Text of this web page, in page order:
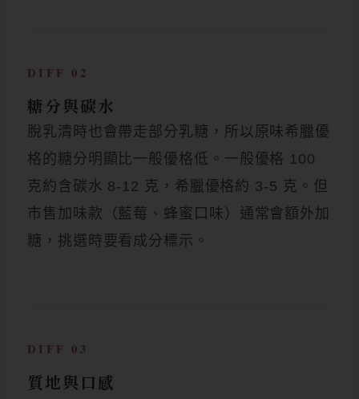
DIFF 02
糖分與碳水
脫乳清時也會帶走部分乳糖，所以原味希臘優
格的糖分明顯比一般優格低。一般優格 100
克約含碳水 8-12 克，希臘優格約 3-5 克。但
市售加味款（藍莓、蜂蜜口味）通常會額外加
糖，挑選時要看成分標示。
DIFF 03
質地與口感